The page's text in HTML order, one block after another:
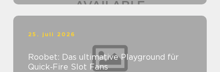
25. juli 2026
Roobet: Das ultimative Playground für
Quick‑Fire Slot Fans